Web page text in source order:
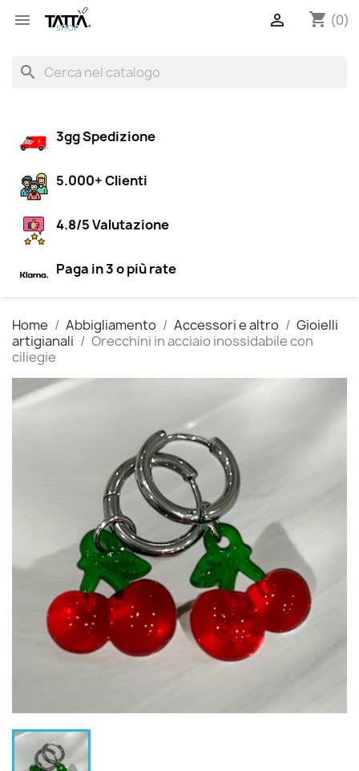
 shopping_cart (0)

search
3gg Spedizione
5.000+ Clienti
4.8/5 Valutazione
Paga in 3 o più rate
Home Abbigliamento Accessori e altro
Gioielli
artigianali
Orecchini in acciaio inossidabile con
ciliegie